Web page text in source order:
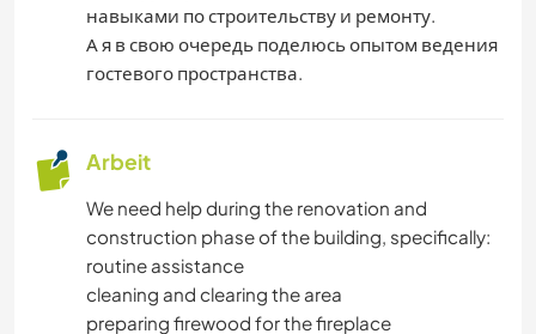
навыками по строительству и ремонту.
А я в свою очередь поделюсь опытом ведения
гостевого пространства.
Arbeit
We need help during the renovation and
construction phase of the building, specifically:
routine assistance
cleaning and clearing the area
preparing firewood for the fireplace